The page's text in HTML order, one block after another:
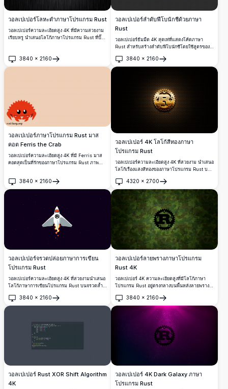
วอลเปเปอร์โลหะดำภาษาโปรแกรม Rust
วอลเปเปอร์ความละเอียดสูง 4K ที่มีความสวยงาม
เรียบหรู นำเสนอโลโก้ภาษาโปรแกรม Rust ที่ปั๊ม
โปรแกรมระบบด้วยสไตล์
3840 × 2160
เปิด
วอลเปเปอร์ลำดับฟีโบนักชีด้วยภาษา
Rust
วอลเปเปอร์ธีมมืด 4K สุดเท่ที่แสดงโค้ดภาษา
Rust สำหรับสร้างลำดับฟีโบนักชีโดยใช้สูตรของบิ
แสดงผลตัวเลข 16 ตัวแรก
3840 × 2160
เปิด
วอลเปเปอร์ภาษาโปรแกรม Rust มาส
คอต Ferris the Crab
วอลเปเปอร์ความละเอียดสูง 4K ที่มี Ferris มาส
คอตสุดเป็นที่รักของภาษาโปรแกรม Rust ภาพ
3840 × 2160
เปิด
วอลเปเปอร์ 4K โลโก้สีทองภาษา
โปรแกรม Rust
วอลเปเปอร์ความละเอียดสูง 4K ที่สวยงาม นำเสนอ
โลโก้เรืองแสงสีทองของภาษาโปรแกรม Rust บน
สำหรับนักพัฒนาและผู้ที่ชื่นชอบ Rust ที่ต้องการ
พื้นหลังเดสก์ท็อปที่ดูทันสมัย
4320 × 2700
เปิด
วอลเปเปอร์จรวดปล่อยภาษาการเขียน
โปรแกรม Rust
วอลเปเปอร์ความละเอียดสูง 4K ที่สวยงามนำเสนอ
โลโก้ภาษาการเขียนโปรแกรม Rust บนจรวดล้ำ
สื่อถึงความเร็ว พลัง และประสิทธิภาพในการ
พัฒนาซอฟต์แวร์สมัยใหม่
3840 × 2160
เปิด
วอลเปเปอร์ลายพรางภาษาโปรแกรม
Rust 4K
วอลเปเปอร์ 4K ความละเอียดสูงที่มีโลโก้ภาษา
โปรแกรม Rust อยู่ตรงกลางบนพื้นหลังลายพรางสี
เอกลักษณ์โดดเด่นอย่างชัดเจนบนลวดลายพรางที่มี
พื้นผิว
3840 × 2160
เปิด
วอลเปเปอร์ Rust XOR Shift Algorithm
4K
วอลเปเปอร์ 4K Dark Galaxy ภาษา
โปรแกรม Rust